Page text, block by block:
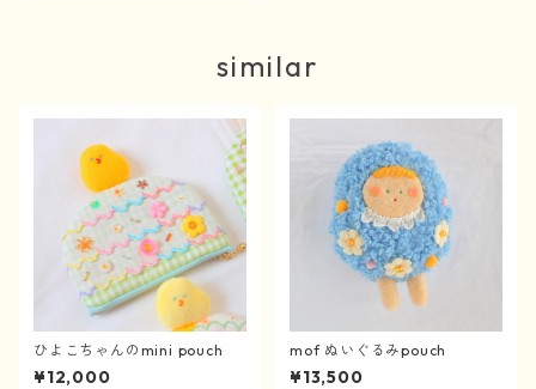
similar
ひよこちゃんのmini pouch
¥12,000
mof ぬいぐるみpouch
¥13,500